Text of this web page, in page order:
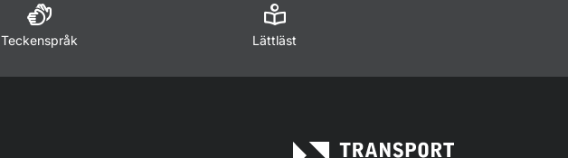
Teckenspråk Lättläst